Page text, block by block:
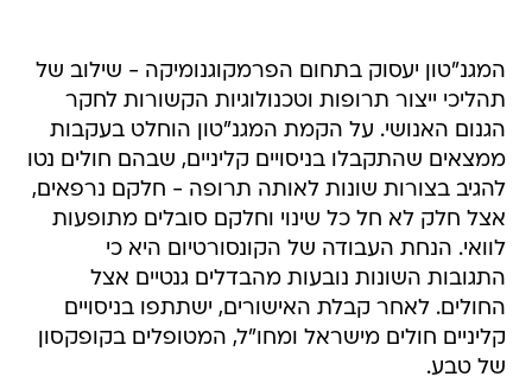
המגנ"טון יעסוק בתחום הפרמקוגנומיקה - שילוב של
תהליכי ייצור תרופות וטכנולוגיות הקשורות לחקר
הגנום האנושי. על הקמת המגנ"טון הוחלט בעקבות
ממצאים שהתקבלו בניסויים קליניים, שבהם חולים נטו
להגיב בצורות שונות לאותה תרופה - חלקם נרפאים,
אצל חלק לא חל כל שינוי וחלקם סובלים מתופעות
לוואי. הנחת העבודה של הקונסורטיום היא כי
התגובות השונות נובעות מהבדלים גנטיים אצל
החולים. לאחר קבלת האישורים, ישתתפו בניסויים
קליניים חולים מישראל ומחו"ל, המטופלים בקופקסון
של טבע.